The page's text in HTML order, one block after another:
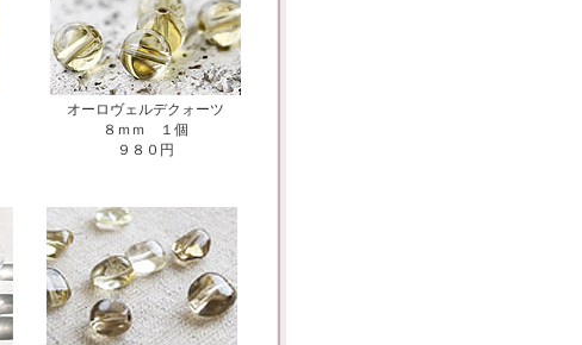
オーロヴェルデクォーツ
８ｍｍ １個
９８０円